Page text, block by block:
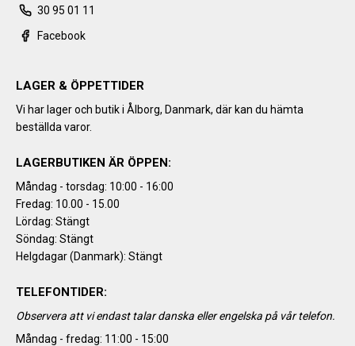
30 95 01 11
Facebook
LAGER & ÖPPETTIDER
Vi har lager och butik i Ålborg, Danmark, där kan du hämta
beställda varor.
LAGERBUTIKEN ÄR ÖPPEN:
Måndag - torsdag: 10:00 - 16:00
Fredag: 10.00 - 15.00
Lördag: Stängt
Söndag: Stängt
Helgdagar (Danmark): Stängt
TELEFONTIDER:
Observera att vi endast talar danska eller engelska på vår telefon.
Måndag - fredag: 11:00 - 15:00